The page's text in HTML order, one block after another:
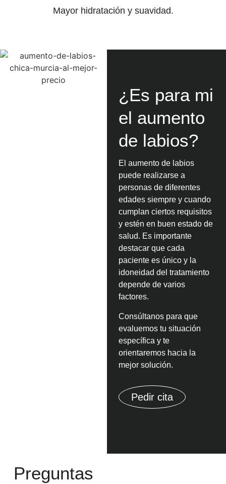
Mayor hidratación y suavidad.
¿Es para mi
el aumento
de labios?
El aumento de labios
puede realizarse a
personas de diferentes
edades siempre y cuando
cumplan ciertos requisitos
y estén en buen estado de
salud. Es importante
destacar que cada
paciente es único y la
idoneidad del tratamiento
depende de varios
factores.
Consúltanos para que
evaluemos tu situación
específica y te
orientaremos hacia la
mejor solución.
Pedir cita
Preguntas